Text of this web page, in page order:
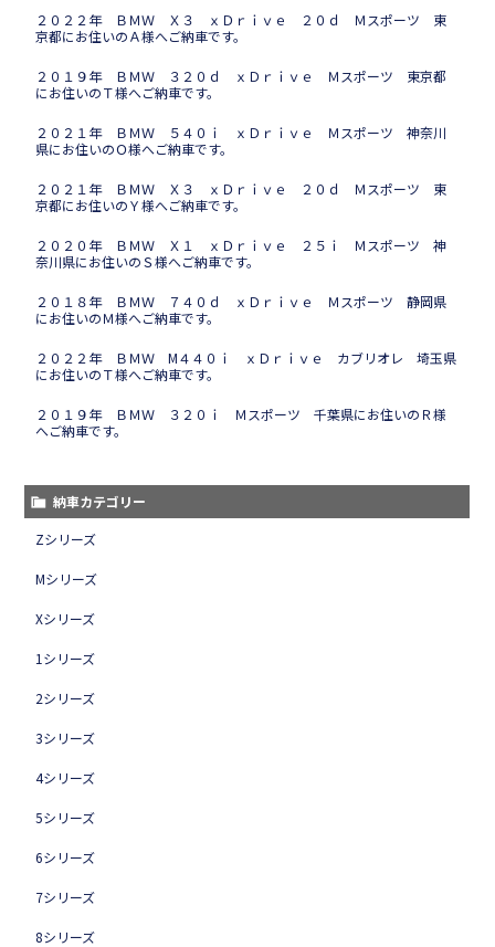
２０２２年 ＢＭＷ Ｘ３ ｘＤｒｉｖｅ ２０ｄ Ｍスポーツ 東
京都にお住いのＡ様へご納車です。
２０１９年 ＢＭＷ ３２０ｄ ｘＤｒｉｖｅ Ｍスポーツ 東京都
にお住いのＴ様へご納車です。
２０２１年 ＢＭＷ ５４０ｉ ｘＤｒｉｖｅ Ｍスポーツ 神奈川
県にお住いのＯ様へご納車です。
２０２１年 ＢＭＷ Ｘ３ ｘＤｒｉｖｅ ２０ｄ Ｍスポーツ 東
京都にお住いのＹ様へご納車です。
２０２０年 ＢＭＷ Ｘ１ ｘＤｒｉｖｅ ２５ｉ Ｍスポーツ 神
奈川県にお住いのＳ様へご納車です。
２０１８年 ＢＭＷ ７４０ｄ ｘＤｒｉｖｅ Ｍスポーツ 静岡県
にお住いのＭ様へご納車です。
２０２２年 ＢＭＷ M４４０ｉ ｘＤｒｉｖｅ カブリオレ 埼玉県
にお住いのＴ様へご納車です。
２０１９年 ＢＭＷ ３２０ｉ Ｍスポーツ 千葉県にお住いのＲ様
へご納車です。
納車カテゴリー
Zシリーズ
Mシリーズ
Xシリーズ
1シリーズ
2シリーズ
3シリーズ
4シリーズ
5シリーズ
6シリーズ
7シリーズ
8シリーズ